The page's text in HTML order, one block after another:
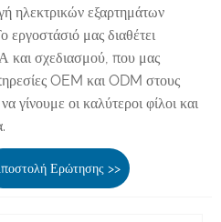
ηλεκτρικών εξαρτημάτων
μας διαθέτει
και σχεδιασμού, που μας
OEM και ODM στους
γίνουμε οι καλύτεροι φίλοι και
Ερώτησης >>